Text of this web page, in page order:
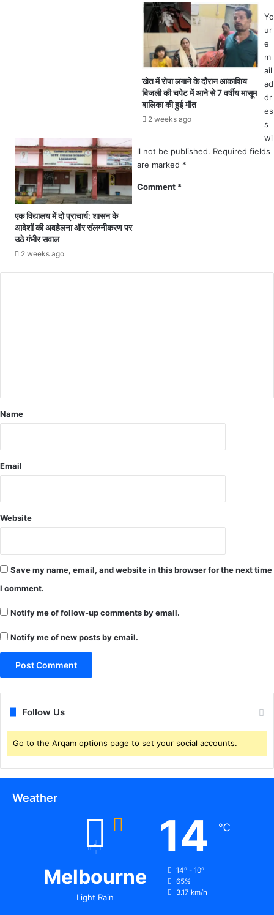
क
की
जु
नी
ल
दी
खा
ग्नि
खेत में रोपा लगाने के दौरान आकाशिय
बिजली की चपेट में आने से 7 वर्षीय मासूम
बालिका की हुई मौत
2 weeks ago
एक विद्यालय में दो प्राचार्य: शासन के
आदेशों की अवहेलना और संलग्नीकरण पर
उठे गंभीर सवाल
2 weeks ago
Yo
ur
e
m
ail
ad
dr
es
s
wi
ll not be published. Required fields
are marked *
Comment *
Name
Email
Website
Save my name, email, and website in this browser for the next time
I comment.
Notify me of follow-up comments by email.
Notify me of new posts by email.
Follow Us
Go to the Arqam options page to set your social accounts.
Weather
Melbourne
Light Rain
14 ℃
14º - 10º
65%
3.17 km/h